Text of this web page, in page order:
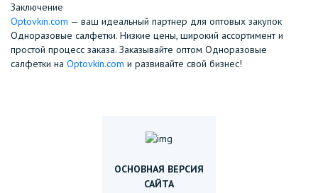
Заключение
Optovkin.com — ваш идеальный партнер для оптовых закупок
Одноразовые салфетки. Низкие цены, широкий ассортимент и
простой процесс заказа. Заказывайте оптом Одноразовые
салфетки на Optovkin.com и развивайте свой бизнес!
ОСНОВНАЯ ВЕРСИЯ
САЙТА